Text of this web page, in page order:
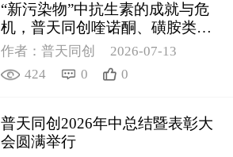
“新污染物”中抗生素的成就与危
机，普天同创喹诺酮、磺胺类质
控新品筑牢环境安全防线
作者：普天同创
2026-07-13
424
0 0
普天同创2026年中总结暨表彰大
会圆满举行